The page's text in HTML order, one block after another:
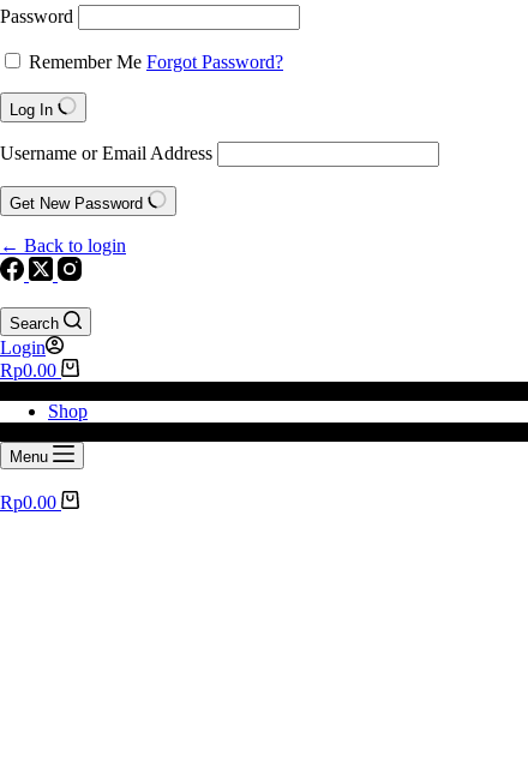
Password
Remember Me Forgot Password?
Log In
Username or Email Address
Get New Password
← Back to login
Search
Login
Rp0.00
Shop
Menu
Rp0.00